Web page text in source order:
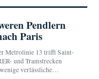
Pendlern
Paris
Metrolinie 13 trifft Saint-
und Tramstrecken
verlässliche